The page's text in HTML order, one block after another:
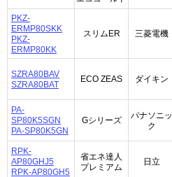
PKZ-
ERMP80SKK
PKZ-
ERMP80KK
スリムER 三菱電機
SZRA80BAV
SZRA80BAT
ECO ZEAS ダイキン
PA-
SP80K5SGN
PA-SP80K5GN
Gシリーズ
パナソニッ
ク
RPK-
AP80GHJ5
RPK-AP80GH5
省エネ達人
プレミアム
日立